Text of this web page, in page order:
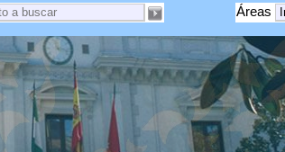
Áreas